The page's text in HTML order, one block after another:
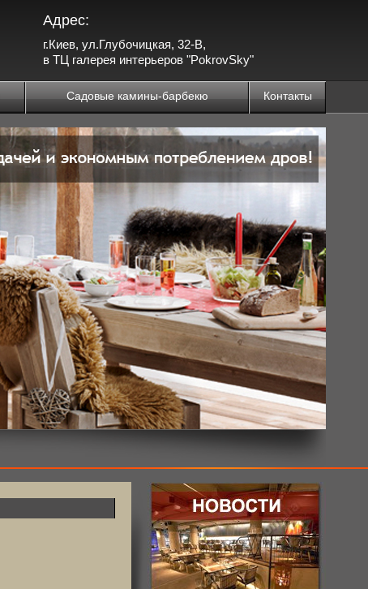
Адрес:
г.Киев, ул.Глубочицкая, 32-В,
в ТЦ галерея интерьеров "PokrovSky"
Садовые камины-барбекю Контакты